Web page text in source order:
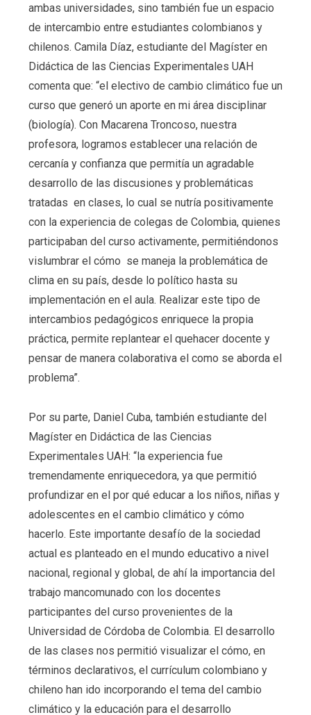
ambas universidades, sino también fue un espacio
de intercambio entre estudiantes colombianos y
chilenos. Camila Díaz, estudiante del Magíster en
Didáctica de las Ciencias Experimentales UAH
comenta que: “el electivo de cambio climático fue un
curso que generó un aporte en mi área disciplinar
(biología). Con Macarena Troncoso, nuestra
profesora, logramos establecer una relación de
cercanía y confianza que permitía un agradable
desarrollo de las discusiones y problemáticas
tratadas en clases, lo cual se nutría positivamente
con la experiencia de colegas de Colombia, quienes
participaban del curso activamente, permitiéndonos
vislumbrar el cómo se maneja la problemática de
clima en su país, desde lo político hasta su
implementación en el aula. Realizar este tipo de
intercambios pedagógicos enriquece la propia
práctica, permite replantear el quehacer docente y
pensar de manera colaborativa el como se aborda el
problema”.
Por su parte, Daniel Cuba, también estudiante del
Magíster en Didáctica de las Ciencias
Experimentales UAH: “la experiencia fue
tremendamente enriquecedora, ya que permitió
profundizar en el por qué educar a los niños, niñas y
adolescentes en el cambio climático y cómo
hacerlo. Este importante desafío de la sociedad
actual es planteado en el mundo educativo a nivel
nacional, regional y global, de ahí la importancia del
trabajo mancomunado con los docentes
participantes del curso provenientes de la
Universidad de Córdoba de Colombia. El desarrollo
de las clases nos permitió visualizar el cómo, en
términos declarativos, el currículum colombiano y
chileno han ido incorporando el tema del cambio
climático y la educación para el desarrollo